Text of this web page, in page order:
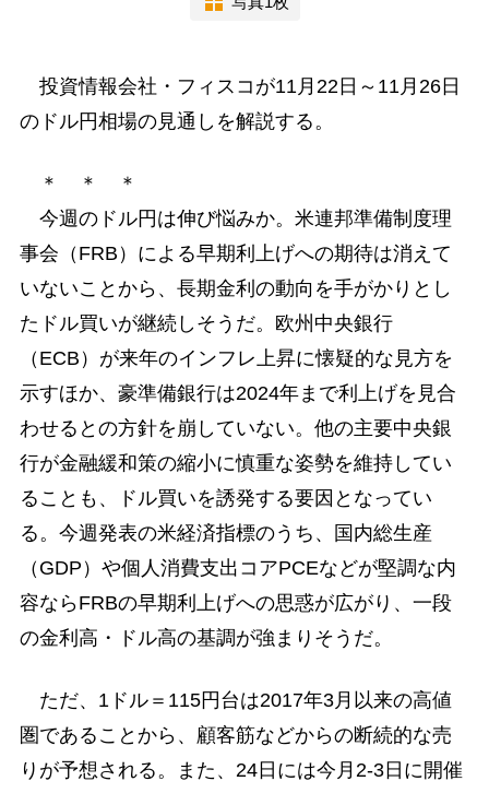
投資情報会社・フィスコが11月22日～11月26日
のドル円相場の見通しを解説する。
＊ ＊ ＊
今週のドル円は伸び悩みか。米連邦準備制度理
事会（FRB）による早期利上げへの期待は消えて
いないことから、長期金利の動向を手がかりとし
たドル買いが継続しそうだ。欧州中央銀行
（ECB）が来年のインフレ上昇に懐疑的な見方を
示すほか、豪準備銀行は2024年まで利上げを見合
わせるとの方針を崩していない。他の主要中央銀
行が金融緩和策の縮小に慎重な姿勢を維持してい
ることも、ドル買いを誘発する要因となってい
る。今週発表の米経済指標のうち、国内総生産
（GDP）や個人消費支出コアPCEなどが堅調な内
容ならFRBの早期利上げへの思惑が広がり、一段
の金利高・ドル高の基調が強まりそうだ。
ただ、1ドル＝115円台は2017年3月以来の高値
圏であることから、顧客筋などからの断続的な売
りが予想される。また、24日には今月2-3日に開催